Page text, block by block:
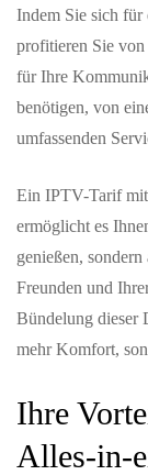
Indem Sie sich für
profitieren Sie von
für Ihre
benötigen, von
umfassenden
Ein IPTV-Tarif mit
ermöglicht es
genießen,
Freunden und
Bündelung dieser
mehr Komfort,
Ihre
Alles-in-